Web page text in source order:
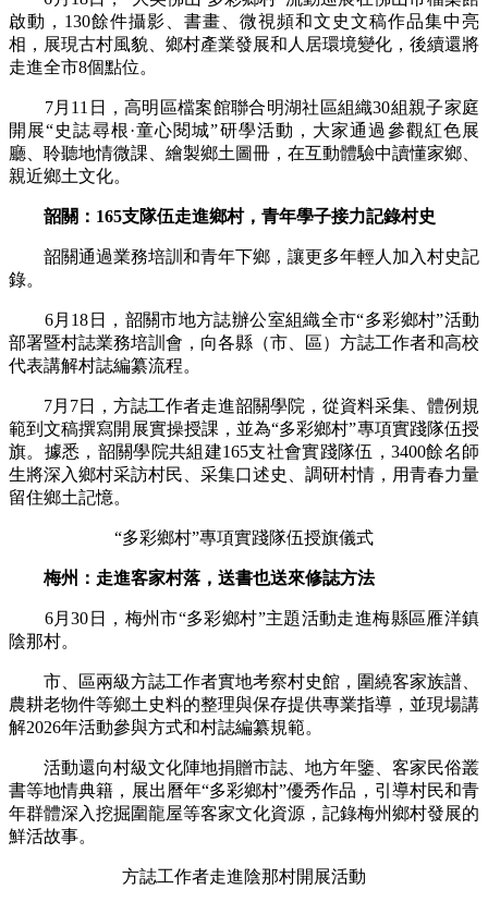
啟動，130餘件攝影、書畫、微視頻和文史文稿作品集中亮
相，展現古村風貌、鄉村產業發展和人居環境變化，後續還將
走進全市8個點位。
7月11日，高明區檔案館聯合明湖社區組織30組親子家庭
開展“史誌尋根·童心閱城”研學活動，大家通過參觀紅色展
廳、聆聽地情微課、繪製鄉土圖冊，在互動體驗中讀懂家鄉、
親近鄉土文化。
韶關：165支隊伍走進鄉村，青年學子接力記錄村史
韶關通過業務培訓和青年下鄉，讓更多年輕人加入村史記
錄。
6月18日，韶關市地方誌辦公室組織全市“多彩鄉村”活動
部署暨村誌業務培訓會，向各縣（市、區）方誌工作者和高校
代表講解村誌編纂流程。
7月7日，方誌工作者走進韶關學院，從資料采集、體例規
範到文稿撰寫開展實操授課，並為“多彩鄉村”專項實踐隊伍授
旗。據悉，韶關學院共組建165支社會實踐隊伍，3400餘名師
生將深入鄉村采訪村民、采集口述史、調研村情，用青春力量
留住鄉土記憶。
“多彩鄉村”專項實踐隊伍授旗儀式
梅州：走進客家村落，送書也送來修誌方法
6月30日，梅州市“多彩鄉村”主題活動走進梅縣區雁洋鎮
陰那村。
市、區兩級方誌工作者實地考察村史館，圍繞客家族譜、
農耕老物件等鄉土史料的整理與保存提供專業指導，並現場講
解2026年活動參與方式和村誌編纂規範。
活動還向村級文化陣地捐贈市誌、地方年鑒、客家民俗叢
書等地情典籍，展出曆年“多彩鄉村”優秀作品，引導村民和青
年群體深入挖掘圍龍屋等客家文化資源，記錄梅州鄉村發展的
鮮活故事。
方誌工作者走進陰那村開展活動